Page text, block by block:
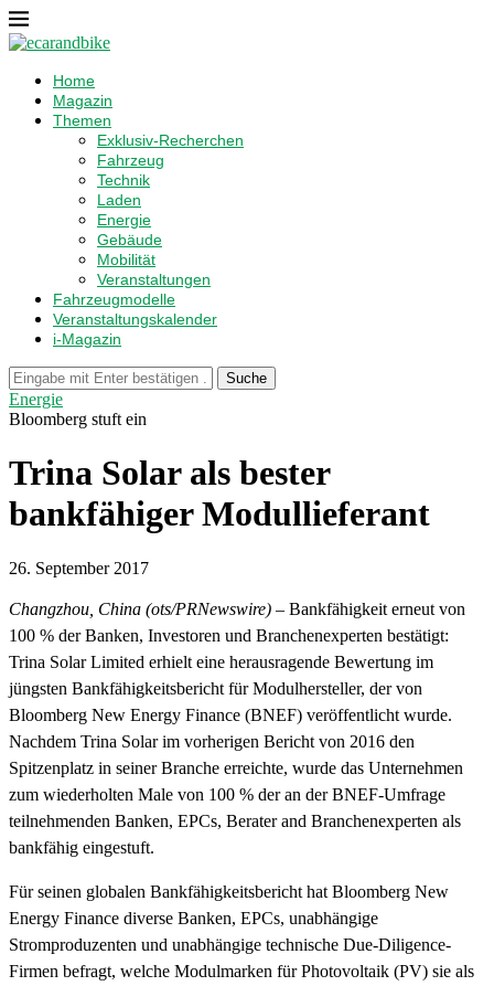
Home
Magazin
Themen
Exklusiv-Recherchen
Fahrzeug
Technik
Laden
Energie
Gebäude
Mobilität
Veranstaltungen
Fahrzeugmodelle
Veranstaltungskalender
i-Magazin
Suche
Energie
Bloomberg stuft ein
Trina Solar als bester
bankfähiger Modullieferant
26. September 2017
Changzhou, China (ots/PRNewswire) – Bankfähigkeit erneut von
100 % der Banken, Investoren und Branchenexperten bestätigt:
Trina Solar Limited erhielt eine herausragende Bewertung im
jüngsten Bankfähigkeitsbericht für Modulhersteller, der von
Bloomberg New Energy Finance (BNEF) veröffentlicht wurde.
Nachdem Trina Solar im vorherigen Bericht von 2016 den
Spitzenplatz in seiner Branche erreichte, wurde das Unternehmen
zum wiederholten Male von 100 % der an der BNEF-Umfrage
teilnehmenden Banken, EPCs, Berater and Branchenexperten als
bankfähig eingestuft.
Für seinen globalen Bankfähigkeitsbericht hat Bloomberg New
Energy Finance diverse Banken, EPCs, unabhängige
Stromproduzenten und unabhängige technische Due-Diligence-
Firmen befragt, welche Modulmarken für Photovoltaik (PV) sie als